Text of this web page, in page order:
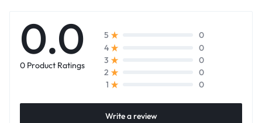
0.0
0 Product Ratings
5
0
4
0
3
0
2
0
1
0
Write a review